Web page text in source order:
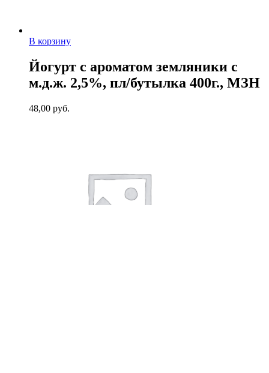
В корзину
Йогурт с ароматом земляники с
м.д.ж. 2,5%, пл/бутылка 400г., МЗН
48,00 руб.